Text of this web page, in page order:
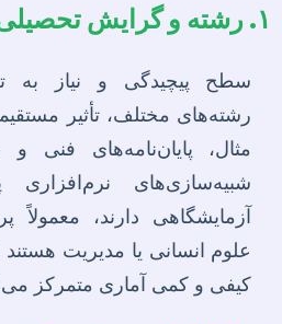
۱. رشته و گرایش تحصیلی
سطح پیچیدگی و نیاز
رشته‌های مختلف، تأثیر
مثال، پایان‌نامه‌های فنی
شبیه‌سازی‌های نرم‌افزاری
آزمایشگاهی دارند، معمولاً
علوم انسانی یا مدیریت
کیفی و کمی آماری متمرکز